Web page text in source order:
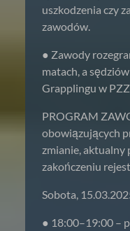
uszkodzenia czy
zawodów.
● Zawody
matach, a
Grapplingu w
PROGRAM
obowiązujących
zmianie, aktualny
zakończeniu
Sobota,
● 18:00–19:00 –